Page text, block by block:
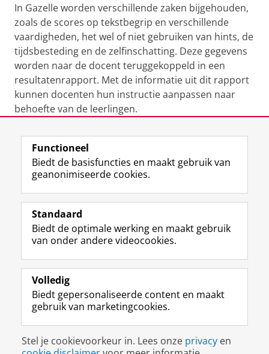
In Gazelle worden verschillende zaken bijgehouden,
zoals de scores op tekstbegrip en verschillende
vaardigheden, het wel of niet gebruiken van hints, de
tijdsbesteding en de zelfinschatting. Deze gegevens
worden naar de docent teruggekoppeld in een
resultatenrapport. Met de informatie uit dit rapport
kunnen docenten hun instructie aanpassen naar
behoefte van de leerlingen.
Laatst gewijzigd: 20 juni 2024 08:05
Volg de RUG
F
a
e
b
o
p
a
i
n
a
L
i
k
e
I
-
p
g
i
n
R
S
-
f
e
R
k
s
u
I
n
t
r
m
c
c
o
Y
o
T
e
k
a
a
Studiekiezers
Alumni
Over ons
Disclaimer & Copyright
Inloggen
Functioneel
Biedt de basisfuncties en maakt gebruik van
geanonimiseerde cookies.
Standaard
Biedt de optimale werking en maakt gebruik
van onder andere videocookies.
Volledig
Biedt gepersonaliseerde content en maakt
gebruik van marketingcookies.
Stel je cookievoorkeur in. Lees onze privacy en